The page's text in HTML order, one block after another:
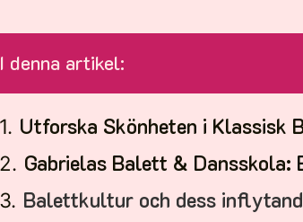
I denna artikel:
Utforska Skönheten i Klassisk
Gabrielas Balett &
Balettkultur och dess